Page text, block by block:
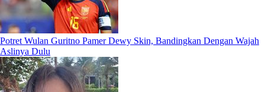
Potret Wulan Guritno Pamer Dewy Skin, Bandingkan Dengan Wajah
Aslinya Dulu